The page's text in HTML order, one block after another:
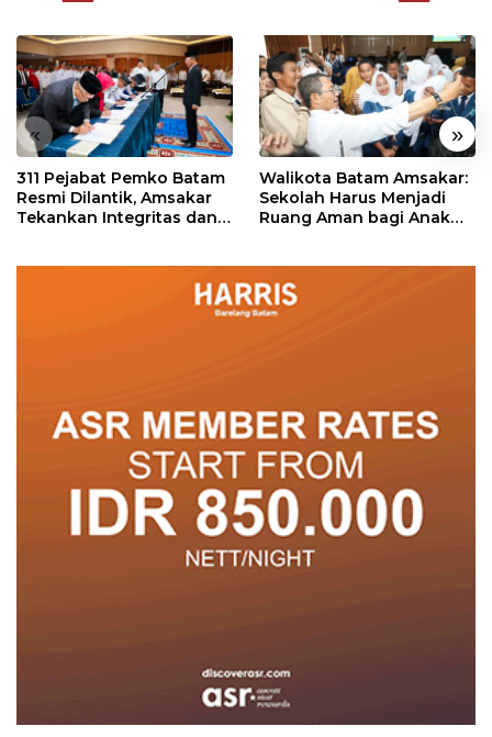
« »
311 Pejabat Pemko Batam
Resmi Dilantik, Amsakar
Tekankan Integritas dan
Walikota Batam Amsakar:
Sekolah Harus Menjadi
Ruang Aman bagi Anak